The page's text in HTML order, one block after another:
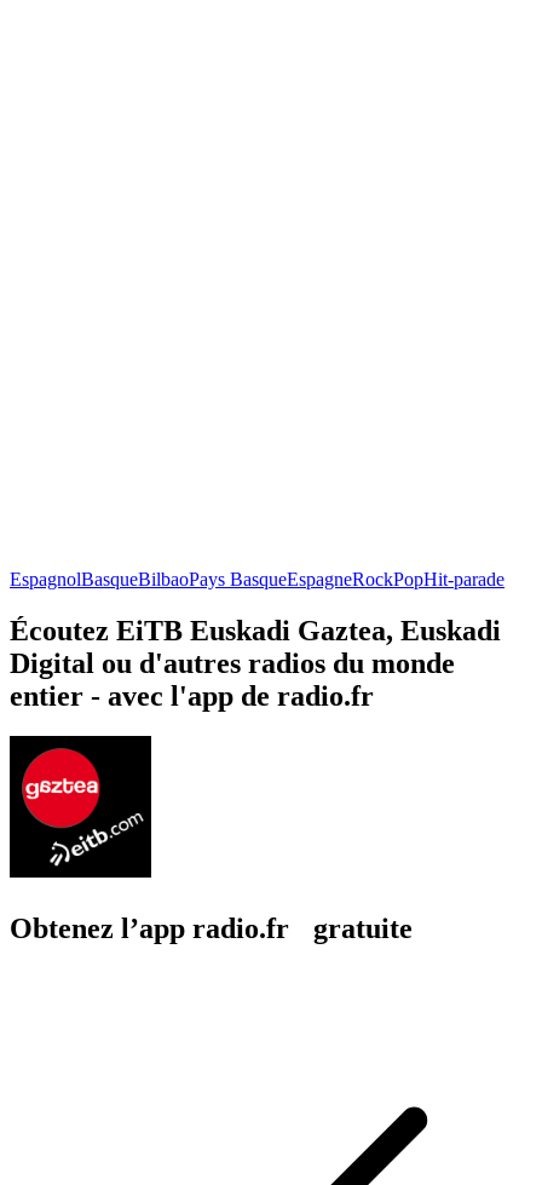
EspagnolBasqueBilbaoPays BasqueEspagneRockPopHit-parade
Écoutez EiTB Euskadi Gaztea, Euskadi
Digital ou d'autres radios du monde
entier - avec l'app de radio.fr
Obtenez l’app radio.fr gratuite